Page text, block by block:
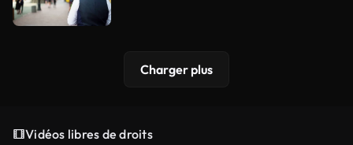
Charger plus
Vidéos libres de droits